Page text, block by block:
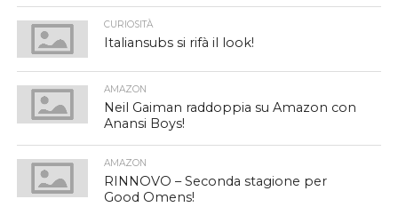
CURIOSITÀ
Italiansubs si rifà il look!
AMAZON
Neil Gaiman raddoppia su Amazon con
Anansi Boys!
AMAZON
RINNOVO – Seconda stagione per
Good Omens!